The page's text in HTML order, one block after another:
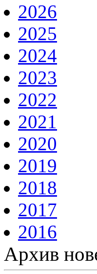
2026
2025
2024
2023
2022
2021
2020
2019
2018
2017
2016
Архив